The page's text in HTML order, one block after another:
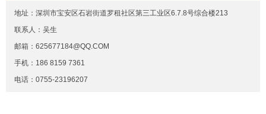
地址：深圳市宝安区石岩街道罗租社区第三工业区6.7.8号综合楼213
联系人：吴生
邮箱：625677184@QQ.COM
手机：186 8159 7361
电话：0755-23196207